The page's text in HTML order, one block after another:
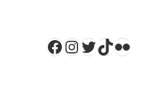
Facebook
Instagram
Twitter
TikTok
Flickr